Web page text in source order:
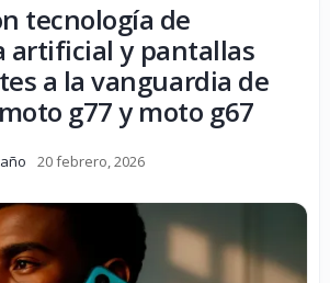
tecnología de
artificial y pantallas
a la vanguardia de
g77 y moto g67
20 febrero, 2026